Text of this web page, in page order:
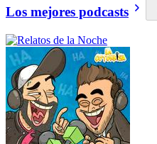
Los mejores podcasts